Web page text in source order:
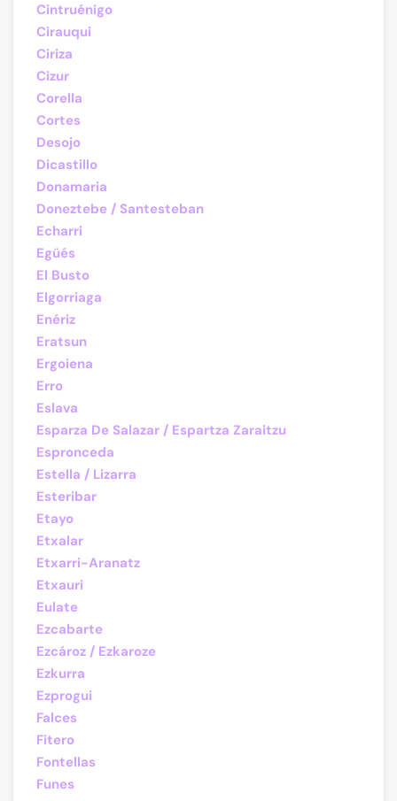
Cintruénigo
Cirauqui
Ciriza
Cizur
Corella
Cortes
Desojo
Dicastillo
Donamaria
Doneztebe / Santesteban
Echarri
Egüés
El Busto
Elgorriaga
Enériz
Eratsun
Ergoiena
Erro
Eslava
Esparza De Salazar / Espartza Zaraitzu
Espronceda
Estella / Lizarra
Esteribar
Etayo
Etxalar
Etxarri-Aranatz
Etxauri
Eulate
Ezcabarte
Ezcároz / Ezkaroze
Ezkurra
Ezprogui
Falces
Fitero
Fontellas
Funes